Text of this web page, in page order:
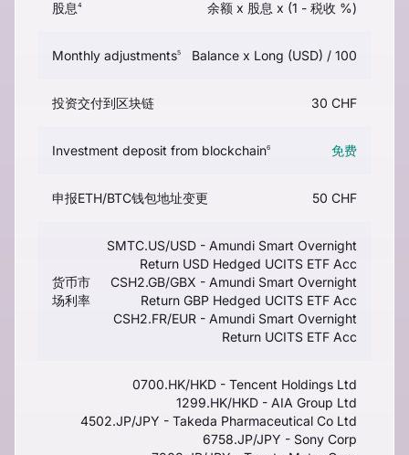
股息 4 余额 x 股息 x (1 - 税收 %)
Monthly adjustments5 Balance x Long (USD) / 100
投资交付到区块链 30 CHF
Investment deposit from blockchain6 免费
申报ETH/BTC钱包地址变更 50 CHF
货币市
场利率
SMTC.US/USD - Amundi Smart Overnight
Return USD Hedged UCITS ETF Acc
CSH2.GB/GBX - Amundi Smart Overnight
Return GBP Hedged UCITS ETF Acc
CSH2.FR/EUR - Amundi Smart Overnight
Return UCITS ETF Acc
0700.HK/HKD - Tencent Holdings Ltd
1299.HK/HKD - AIA Group Ltd
4502.JP/JPY - Takeda Pharmaceutical Co Ltd
6758.JP/JPY - Sony Corp